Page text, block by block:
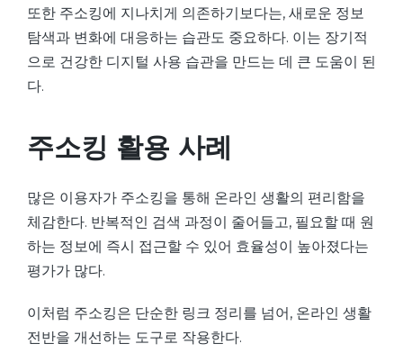
또한 주소킹에 지나치게 의존하기보다는, 새로운 정보
탐색과 변화에 대응하는 습관도 중요하다. 이는 장기적
으로 건강한 디지털 사용 습관을 만드는 데 큰 도움이 된
다.
주소킹 활용 사례
많은 이용자가 주소킹을 통해 온라인 생활의 편리함을
체감한다. 반복적인 검색 과정이 줄어들고, 필요할 때 원
하는 정보에 즉시 접근할 수 있어 효율성이 높아졌다는
평가가 많다.
이처럼 주소킹은 단순한 링크 정리를 넘어, 온라인 생활
전반을 개선하는 도구로 작용한다.